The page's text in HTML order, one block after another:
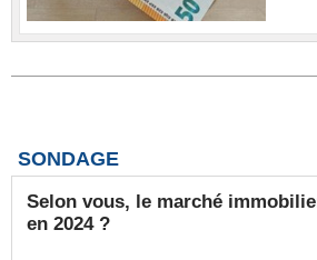
SONDAGE
Selon vous, le marché
en 2024 ?